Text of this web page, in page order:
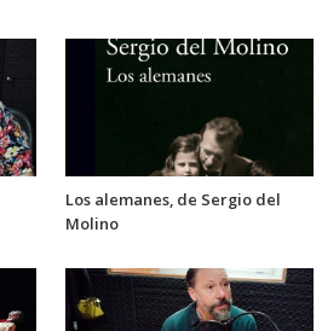
Los alemanes, de Sergio del
Molino